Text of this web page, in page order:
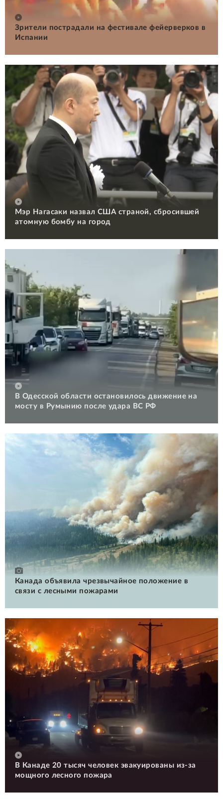
Зрители пострадали на фестивале фейерверков в
Испании
Мэр Нагасаки назвал США страной, сбросившей
атомную бомбу на город
В Одесской области остановилось движение на
мосту в Румынию после удара ВС РФ
Канада объявила чрезвычайное положение в
связи с лесными пожарами
В Канаде 20 тысяч человек эвакуированы из-за
мощного лесного пожара